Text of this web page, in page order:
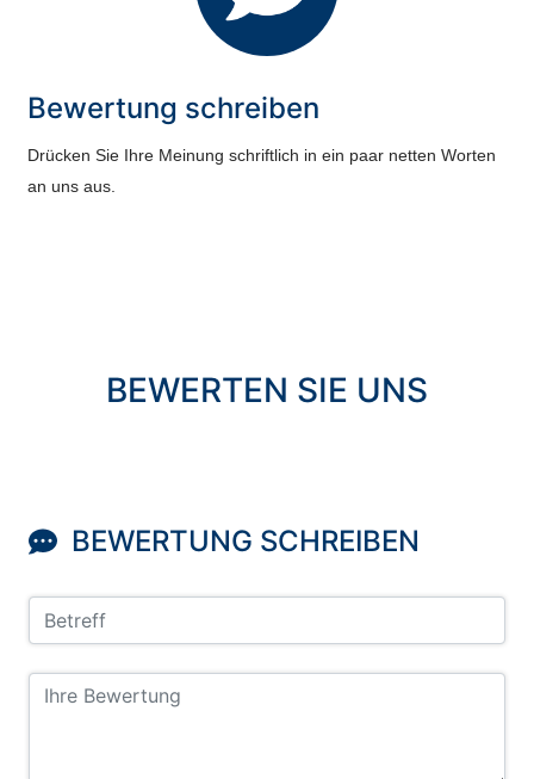
Bewertung schreiben
Drücken Sie Ihre Meinung schriftlich in ein paar netten Worten
an uns aus.
BEWERTEN SIE UNS
BEWERTUNG SCHREIBEN